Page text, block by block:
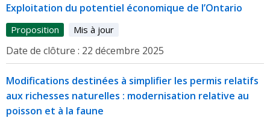
Exploitation du potentiel économique de l’Ontario
Proposition Mis à jour
Date de clôture : 22 décembre 2025
Modifications destinées à simplifier les permis relatifs
aux richesses naturelles : modernisation relative au
poisson et à la faune